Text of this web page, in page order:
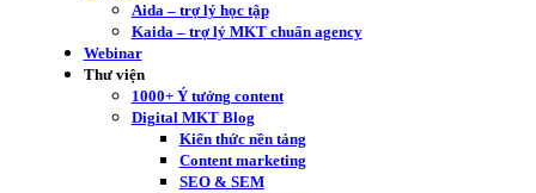
Aida – trợ lý học tập
Kaida – trợ lý MKT chuẩn agency
Webinar
Thư viện
1000+ Ý tưởng content
Digital MKT Blog
Kiến thức nền tảng
Content marketing
SEO & SEM